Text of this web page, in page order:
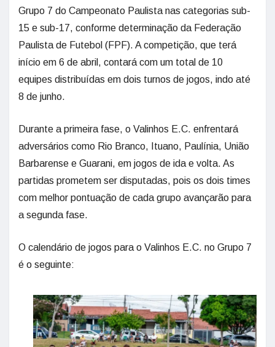
Grupo 7 do Campeonato Paulista nas categorias sub-
15 e sub-17, conforme determinação da Federação
Paulista de Futebol (FPF). A competição, que terá
início em 6 de abril, contará com um total de 10
equipes distribuídas em dois turnos de jogos, indo até
8 de junho.
Durante a primeira fase, o Valinhos E.C. enfrentará
adversários como Rio Branco, Ituano, Paulínia, União
Barbarense e Guarani, em jogos de ida e volta. As
partidas prometem ser disputadas, pois os dois times
com melhor pontuação de cada grupo avançarão para
a segunda fase.
O calendário de jogos para o Valinhos E.C. no Grupo 7
é o seguinte: